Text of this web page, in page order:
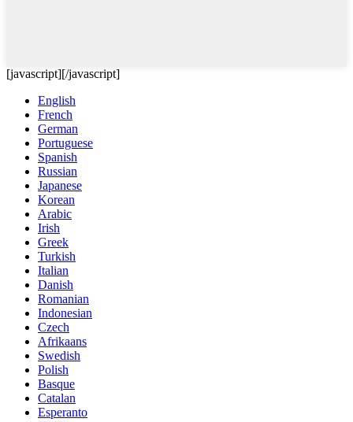
[javascript][/javascript]
English
French
German
Portuguese
Spanish
Russian
Japanese
Korean
Arabic
Irish
Greek
Turkish
Italian
Danish
Romanian
Indonesian
Czech
Afrikaans
Swedish
Polish
Basque
Catalan
Esperanto